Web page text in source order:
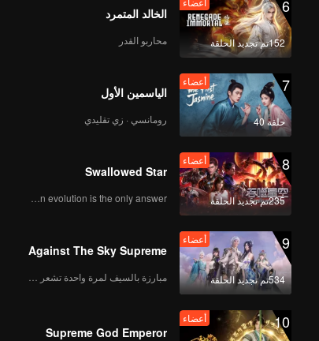
6
152تم تجديد الحلقة
الخالد المتمرد
محاربو القدر
7
حلقة 40
أعضاء
الياسمين الأول
رومانسي · زي تقليدي
8
235تم تجديد الحلقة
أعضاء
Swallowed Star
Human evolution is the only answer.
9
534تم تجديد الحلقة
أعضاء
Against The Sky Supreme
10 أعضاء
Supreme God Emperor